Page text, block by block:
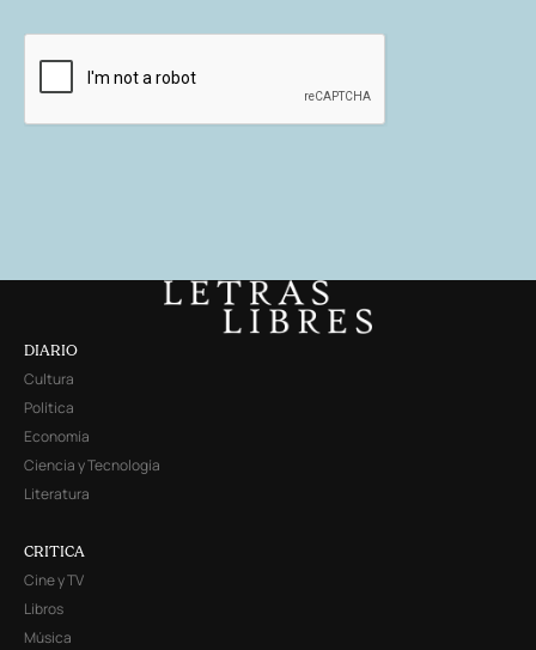
DIARIO
Cultura
Política
Economía
Ciencia y Tecnología
Literatura
CRITICA
Cine y TV
Libros
Música